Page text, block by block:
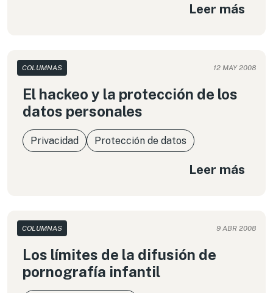
Leer más
COLUMNAS 12 MAY 2008
El hackeo y la protección de los
datos personales
Privacidad Protección de datos
Leer más
COLUMNAS 9 ABR 2008
Los límites de la difusión de
pornografía infantil